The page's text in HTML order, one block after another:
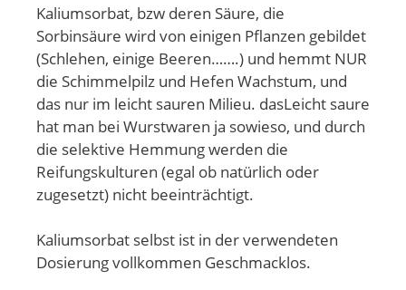
Kaliumsorbat, bzw deren Säure, die
Sorbinsäure wird von einigen Pflanzen gebildet
(Schlehen, einige Beeren…….) und hemmt NUR
die Schimmelpilz und Hefen Wachstum, und
das nur im leicht sauren Milieu. dasLeicht saure
hat man bei Wurstwaren ja sowieso, und durch
die selektive Hemmung werden die
Reifungskulturen (egal ob natürlich oder
zugesetzt) nicht beeinträchtigt.
Kaliumsorbat selbst ist in der verwendeten
Dosierung vollkommen Geschmacklos.